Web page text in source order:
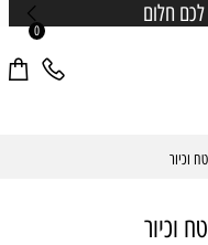
חלום
0
וכיור
וכיור